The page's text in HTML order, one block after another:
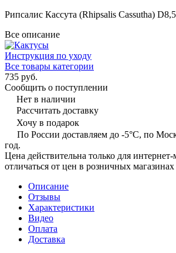
Рипсалис Кассута (Rhipsalis Cassutha)
Все описание
Инструкция по уходу
Все товары категории
735 руб.
Сообщить о поступлении
Нет в наличии
Рассчитать доставку
Хочу в подарок
По России доставляем до -5°C, по
год.
Цена действительна только для
отличаться от цен в розничных магазинах
Описание
Отзывы
Характеристики
Видео
Оплата
Доставка